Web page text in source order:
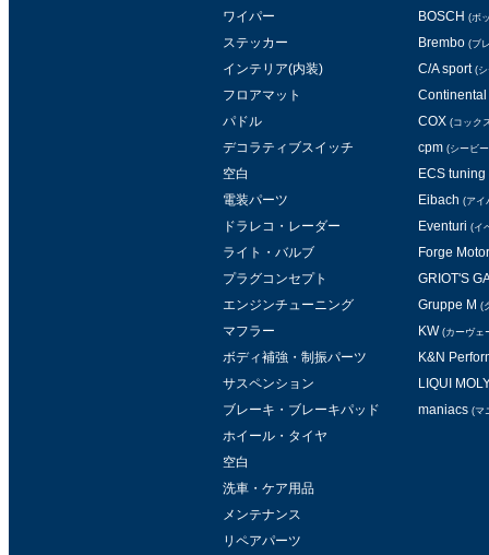
ワイパー
ステッカー
インテリア(内装)
フロアマット
パドル
デコラティブスイッチ
空白
電装パーツ
ドラレコ・レーダー
ライト・バルブ
プラグコンセプト
エンジンチューニング
マフラー
ボディ補強・制振パーツ
サスペンション
ブレーキ・ブレーキパッド
ホイール・タイヤ
空白
洗車・ケア用品
メンテナンス
リペアパーツ
BOSCH (ボ
Brembo (ブ
C/A sport (
Continental
COX (コック
cpm (シービ
ECS tuning
Eibach (アイ
Eventuri (イ
Forge
GRIOT'S
Gruppe M (
KW (カーヴェ
K&N
LIQUI
maniacs (マ